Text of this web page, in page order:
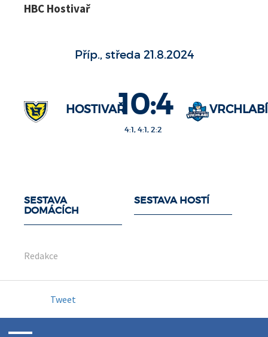
HBC Hostivař
Příp., středa 21.8.2024
HOSTIVAŘ10:4
4:1, 4:1, 2:2
VRCHLABÍ
SESTAVA
DOMÁCÍCH
SESTAVA HOSTÍ
Redakce
Tweet